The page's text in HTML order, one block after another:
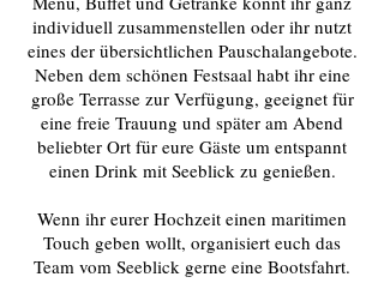
individuell zusammenstellen oder ihr nutzt
eines der übersichtlichen Pauschalangebote.
Neben dem schönen Festsaal habt ihr eine
große Terrasse zur Verfügung, geeignet für
eine freie Trauung und später am Abend
beliebter Ort für eure Gäste um entspannt
einen Drink mit Seeblick zu genießen.
Wenn ihr eurer Hochzeit einen maritimen
Touch geben wollt, organisiert euch das
Team vom Seeblick gerne eine Bootsfahrt.